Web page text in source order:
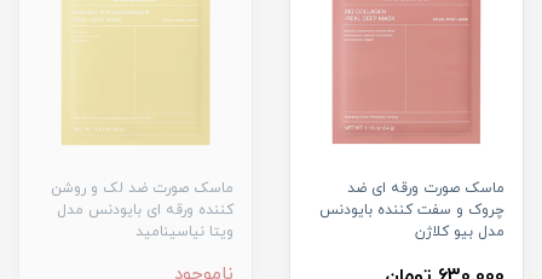
ماسک صورت ورقه ای ضد
چروک و سفت کننده بایودنس
مدل بیو کلاژن
ماسک صورت ضد لک و روشن
کننده ورقه ای بایودنس مدل
ویتا نیاسینامید